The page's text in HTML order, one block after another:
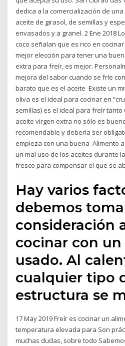
dedica a la comercialización de
aceite de girasol, de semillas y
envasados y a granel. 2 Ene 2018
coco señalan que es rico en
mejor elección para tener una
extra para freír, es mejor.
mejora del sabor cuando se fríe
barato que es el aceite Existe un
oliva es el ideal para cocinar en
semillas) es el ideal para freír tanto
aceite virgen extra no sólo es
recomendable y debería ser
empieza con una buena Alimento
un mal uso de los aceites durante
fresco para compensar el que se
Hay varios
debemos
consideración
cocinar con
usado. Al
cualquier tipo
estructura se
17 May 2019 Freír es cocinar un
temperatura elevada para Son
muchas dudas, sobre todo